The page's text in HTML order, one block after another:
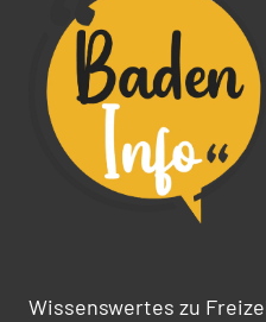
Wissenswertes zu